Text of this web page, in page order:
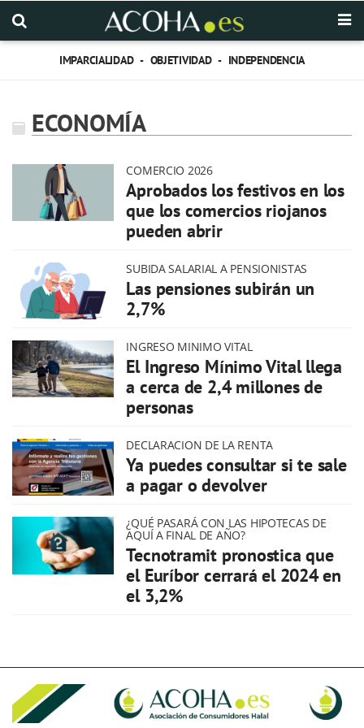
IMPARCIALIDAD - OBJETIVIDAD - INDEPENDENCIA
ECONOMÍA
COMERCIO 2026
Aprobados los festivos en los
que los comercios riojanos
pueden abrir
SUBIDA SALARIAL A PENSIONISTAS
Las pensiones subirán un
2,7%
INGRESO MINIMO VITAL
El Ingreso Mínimo Vital llega
a cerca de 2,4 millones de
personas
DECLARACION DE LA RENTA
Ya puedes consultar si te sale
a pagar o devolver
¿QUÉ PASARÁ CON LAS HIPOTECAS DE
AQUÍ A FINAL DE AÑO?
Tecnotramit pronostica que
el Euríbor cerrará el 2024 en
el 3,2%